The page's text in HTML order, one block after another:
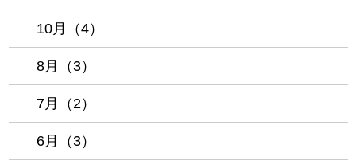
10月（4）
8月（3）
7月（2）
6月（3）